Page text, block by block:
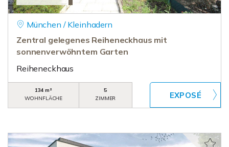
München / Kleinhadern
Zentral gelegenes Reiheneckhaus mit
sonnenverwöhntem Garten
Reiheneckhaus
134 m²
WOHNFLÄCHE
5
ZIMMER